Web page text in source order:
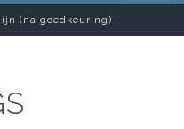
(na goedkeuring)